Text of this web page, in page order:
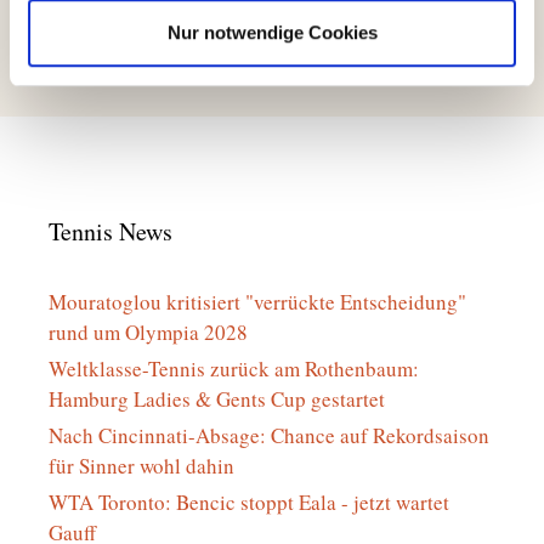
Nur notwendige Cookies
Neue Jugendwartinnen
Tennis News
Mouratoglou kritisiert "verrückte Entscheidung"
rund um Olympia 2028
Weltklasse-Tennis zurück am Rothenbaum:
Hamburg Ladies & Gents Cup gestartet
Nach Cincinnati-Absage: Chance auf Rekordsaison
für Sinner wohl dahin
WTA Toronto: Bencic stoppt Eala - jetzt wartet
Gauff